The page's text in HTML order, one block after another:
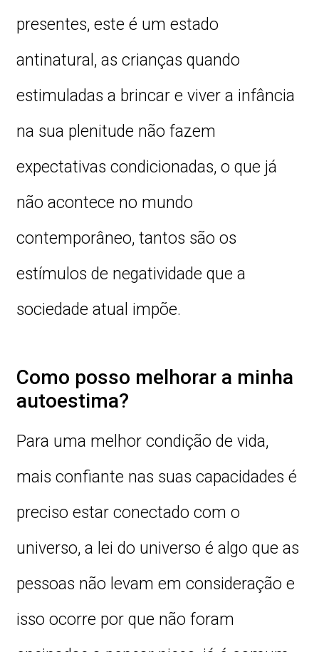
presentes, este é um estado
antinatural, as crianças quando
estimuladas a brincar e viver a infância
na sua plenitude não fazem
expectativas condicionadas, o que já
não acontece no mundo
contemporâneo, tantos são os
estímulos de negatividade que a
sociedade atual impõe.
Como posso melhorar a minha
autoestima?
Para uma melhor condição de vida,
mais confiante nas suas capacidades é
preciso estar conectado com o
universo, a lei do universo é algo que as
pessoas não levam em consideração e
isso ocorre por que não foram